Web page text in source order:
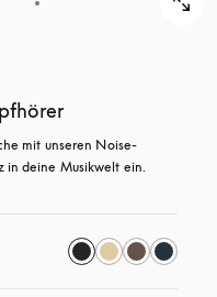
mit unseren Noise-
in deine Musikwelt ein.